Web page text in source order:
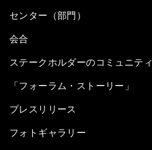
センター（部門）
会合
ステークホルダーのコミュニティ
「フォーラム・ストーリー」
プレスリリース
フォトギャラリー